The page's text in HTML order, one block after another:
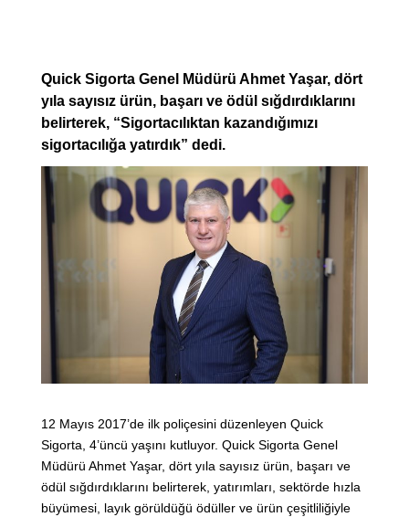
Quick Sigorta Genel Müdürü Ahmet Yaşar, dört
yıla sayısız ürün, başarı ve ödül sığdırdıklarını
belirterek, “Sigortacılıktan kazandığımızı
sigortacılığa yatırdık” dedi.
12 Mayıs 2017’de ilk poliçesini düzenleyen Quick
Sigorta, 4’üncü yaşını kutluyor. Quick Sigorta Genel
Müdürü Ahmet Yaşar, dört yıla sayısız ürün, başarı ve
ödül sığdırdıklarını belirterek, yatırımları, sektörde hızla
büyümesi, layık görüldüğü ödüller ve ürün çeşitliliğiyle